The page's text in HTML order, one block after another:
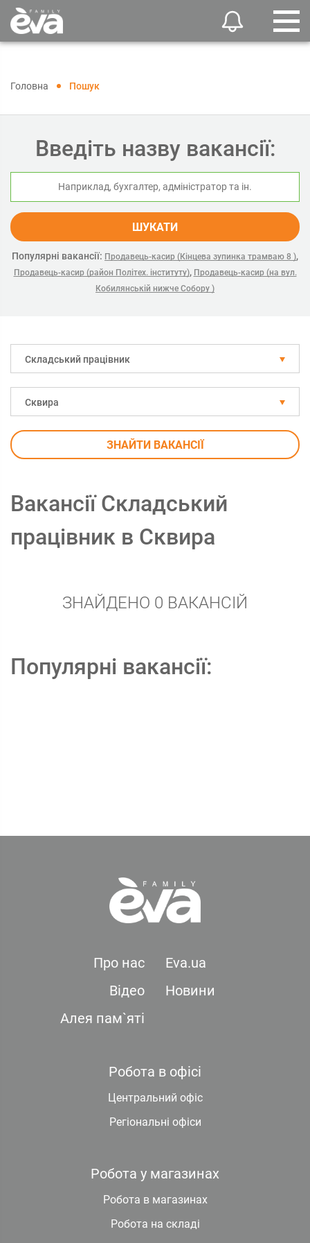
Головна Пошук
Введіть назву вакансії:
ШУКАТИ
Популярні вакансії: Продавець-касир (Кінцева зупинка трамваю 8 ),
Продавець-касир (район Політех. інституту), Продавець-касир (на вул.
Кобилянській нижче Собору )
Складський працівник
Сквира
ЗНАЙТИ ВАКАНСІЇ
Вакансії Складський
працівник в Сквира
ЗНАЙДЕНО 0 ВАКАНСІЙ
Популярні вакансії:
Про нас
Eva.ua
Відео
Новини
Алея пам`яті
Робота в офісі
Центральний офіс
Регіональні офіси
Робота у магазинах
Робота в магазинах
Робота на складі